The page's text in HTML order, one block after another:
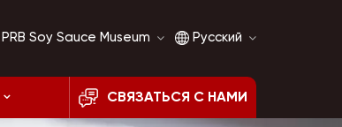
PRB Soy Sauce Museum
История соевого
Русский
English
СВЯЗАТЬСЯ С НАМИ